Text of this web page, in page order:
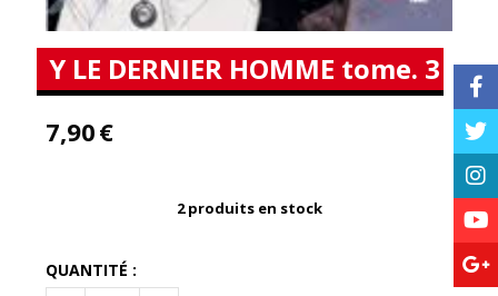
Y LE DERNIER HOMME tome. 3
7,90€
2produits en stock
QUANTITÉ :